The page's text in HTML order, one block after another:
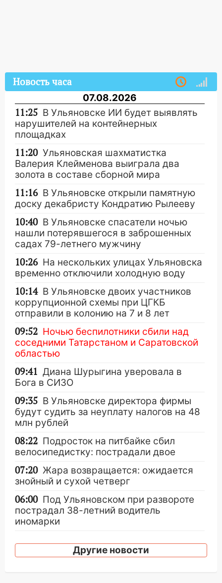
Новость часа
07.08.2026
11:25 В Ульяновске ИИ будет выявлять
нарушителей на контейнерных
площадках
11:20 Ульяновская шахматистка
Валерия Клейменова выиграла два
золота в составе сборной мира
11:16 В Ульяновске открыли памятную
доску декабристу Кондратию Рылееву
10:40 В Ульяновске спасатели ночью
нашли потерявшегося в заброшенных
садах 79-летнего мужчину
10:26 На нескольких улицах Ульяновска
временно отключили холодную воду
10:14 В Ульяновске двоих участников
коррупционной схемы при ЦГКБ
отправили в колонию на 7 и 8 лет
09:52 Ночью беспилотники сбили над
соседними Татарстаном и Саратовской
областью
09:41 Диана Шурыгина уверовала в
Бога в СИЗО
09:35 В Ульяновске директора фирмы
будут судить за неуплату налогов на 48
млн рублей
08:22 Подросток на питбайке сбил
велосипедистку: пострадали двое
07:20 Жара возвращается: ожидается
знойный и сухой четверг
06:00 Под Ульяновском при развороте
пострадал 38-летний водитель
иномарки
второй мужчина в мире сталкиваются с
Другие новости